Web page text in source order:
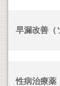
早漏改善（
性病治療薬